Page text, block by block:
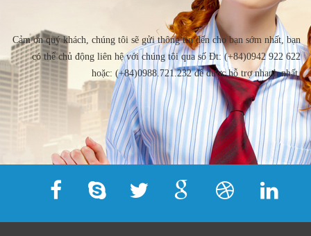
Cảm ơn quý khách, chúng tôi sẽ gửi thông tin đến cho bạn sớm nhất, bạn
có thể chủ động liên hệ với chúng tôi qua số Đt: (+84)0942 922 622
hoặc: (+84)0988.721.232 để được hỗ trợ nhanh nhất.